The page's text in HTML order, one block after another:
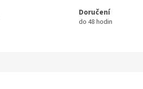
Doručení
do 48 hodin